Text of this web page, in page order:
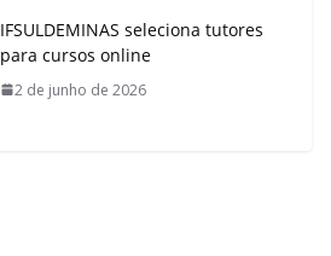
IFSULDEMINAS seleciona tutores
para cursos online
2 de junho de 2026